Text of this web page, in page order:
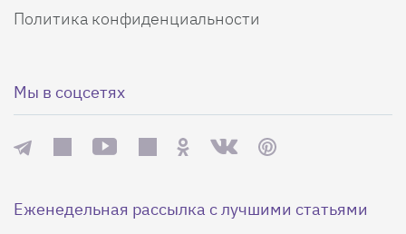
Политика конфиденциальности
Мы в соцсетях
Еженедельная рассылка с лучшими статьями